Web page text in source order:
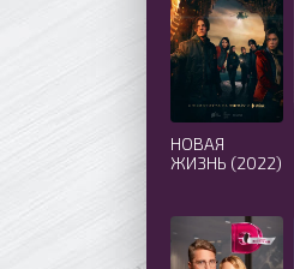
НОВАЯ
ЖИЗНЬ (2022)